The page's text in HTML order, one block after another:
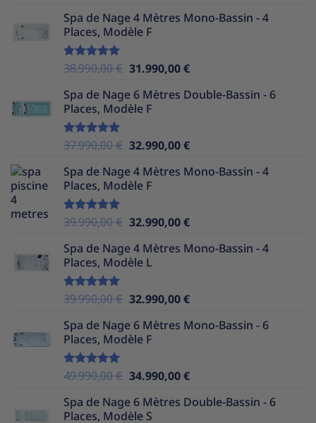
initial
était :
actuel
Spa de Nage 4 Mètres Mono-Bassin - 4
Places, Modèle F
Note5.00
38.990,00€ Le
initial
était :
31.990,00€Le
actuel
Spa de Nage 6 Mètres Double-Bassin - 6
Places, Modèle F
Note5.00
37.990,00€ Le
initial
était :
32.990,00€Le
actuel
Spa de Nage 4 Mètres Mono-Bassin - 4
Places, Modèle F
Note5.00
39.990,00€ Le
initial
était :
32.990,00€Le
actuel
Spa de Nage 4 Mètres Mono-Bassin - 4
Places, Modèle L
Note5.00
39.990,00€ Le
initial
était :
32.990,00€Le
actuel
Spa de Nage 6 Mètres Mono-Bassin - 6
Places, Modèle F
Note5.00
49.990,00€ Le
initial
était :
34.990,00€Le
actuel
Spa de Nage 6 Mètres Double-Bassin - 6
Places, Modèle S